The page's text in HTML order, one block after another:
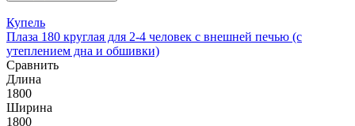
Купель
Плаза 180 круглая для 2-4 человек с внешней печью (с
утеплением дна и обшивки)
Сравнить
Длина
1800
Ширина
1800